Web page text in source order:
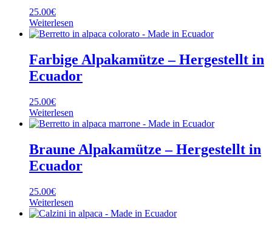
25.00€
Weiterlesen
Farbige Alpakamütze – Hergestellt in
Ecuador
25.00€
Weiterlesen
Braune Alpakamütze – Hergestellt in
Ecuador
25.00€
Weiterlesen